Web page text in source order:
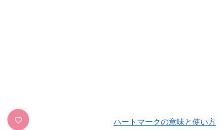
♡ ハートマークの意味と使い方